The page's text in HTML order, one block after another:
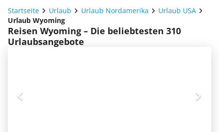
Startseite Urlaub Urlaub Nordamerika
Urlaub USA
Urlaub Wyoming
Reisen Wyoming – Die beliebtesten 310
Urlaubsangebote